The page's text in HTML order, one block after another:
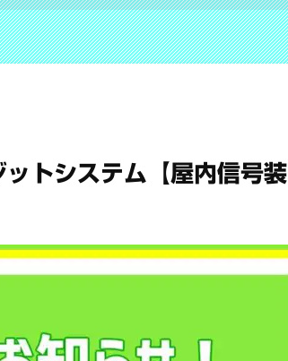
トシステム【屋内信号装